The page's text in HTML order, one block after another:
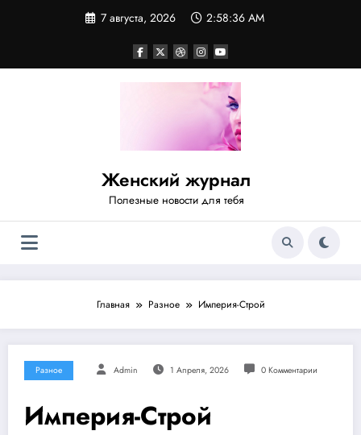
7 августа, 2026 2:58:36 AM
Женский журнал
Полезные новости для тебя
Главная Разное Империя-Строй
Разное Admin 1 Апреля, 2026 0 Комментарии
Империя-Строй